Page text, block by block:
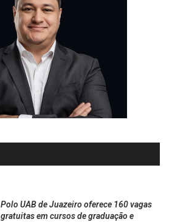
Polo UAB de Juazeiro oferece 160 vagas
gratuitas em cursos de graduação e